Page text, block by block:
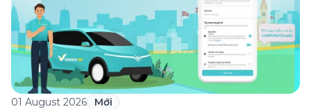
01 August 2026 Mới